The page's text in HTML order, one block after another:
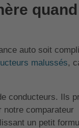
auto soit
malussés,
conducteurs. Ils
notre comparateur
un petit